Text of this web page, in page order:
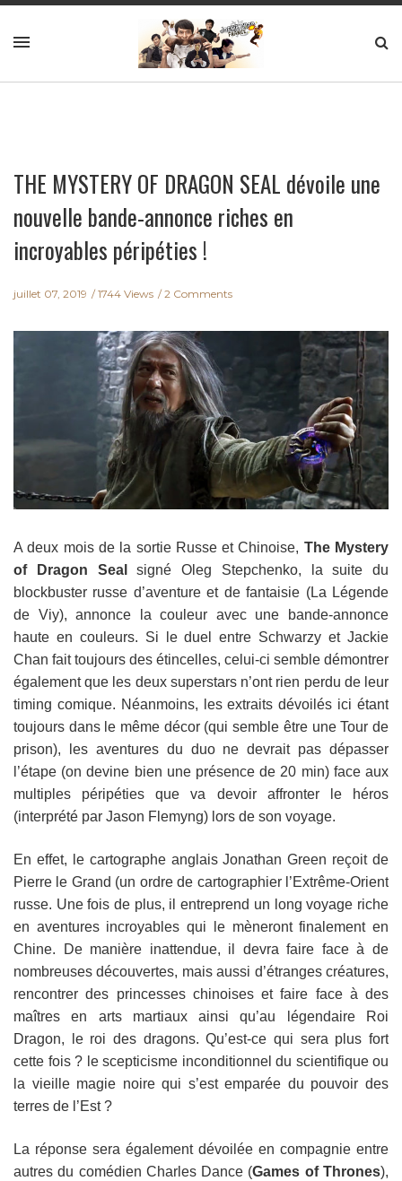
THE MYSTERY OF DRAGON SEAL dévoile une
nouvelle bande-annonce riches en
incroyables péripéties !
juillet 07, 2019 1744 Views 2 Comments
A deux mois de la sortie Russe et Chinoise, The Mystery
of Dragon Sealsigné Oleg Stepchenko, la suite du
blockbuster russe d’aventure et de fantaisie (La Légende
de Viy), annonce la couleur avec une bande-annonce
haute en couleurs. Si le duel entre Schwarzy et Jackie
Chan fait toujours des étincelles, celui-ci semble démontrer
également que les deux superstars n’ont rien perdu de leur
timing comique. Néanmoins, les extraits dévoilés ici étant
toujours dans le même décor (qui semble être une Tour de
prison), les aventures du duo ne devrait pas dépasser
l’étape (on devine bien une présence de 20 min) face aux
multiples péripéties que va devoir affronter le héros
(interprété par Jason Flemyng) lors de son voyage.
En effet, le cartographe anglais Jonathan Green reçoit de
Pierre le Grand (un ordre de cartographier l’Extrême-Orient
russe. Une fois de plus, il entreprend un long voyage riche
en aventures incroyables qui le mèneront finalement en
Chine. De manière inattendue, il devra faire face à de
nombreuses découvertes, mais aussi d’étranges créatures,
rencontrer des princesses chinoises et faire face à des
maîtres en arts martiaux ainsi qu’au légendaire Roi
Dragon, le roi des dragons. Qu’est-ce qui sera plus fort
cette fois ? le scepticisme inconditionnel du scientifique ou
la vieille magie noire qui s’est emparée du pouvoir des
terres de l’Est ?
La réponse sera également dévoilée en compagnie entre
autres du comédien Charles Dance (Games of Thrones),